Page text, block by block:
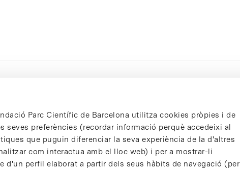
Parc Científic de Barcelona utilitza cookies pròpies i de
seves preferències (recordar informació perquè accedeixi al
que puguin diferenciar la seva experiència de la d'altres
com interactua amb el lloc web) i per a mostrar-li
d'un perfil elaborat a partir dels seus hàbits de navegació (per